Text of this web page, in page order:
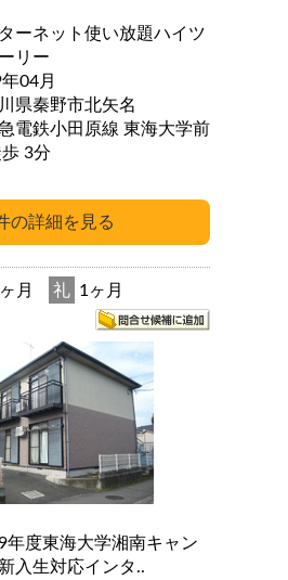
ーネット使い放題ハイツ
リー
04月
県秦野市北矢名
電鉄小田原線 東海大学前
駅 徒歩 3分
月 礼 1ヶ月
年度東海大学湘南キャン
入生対応インタ..